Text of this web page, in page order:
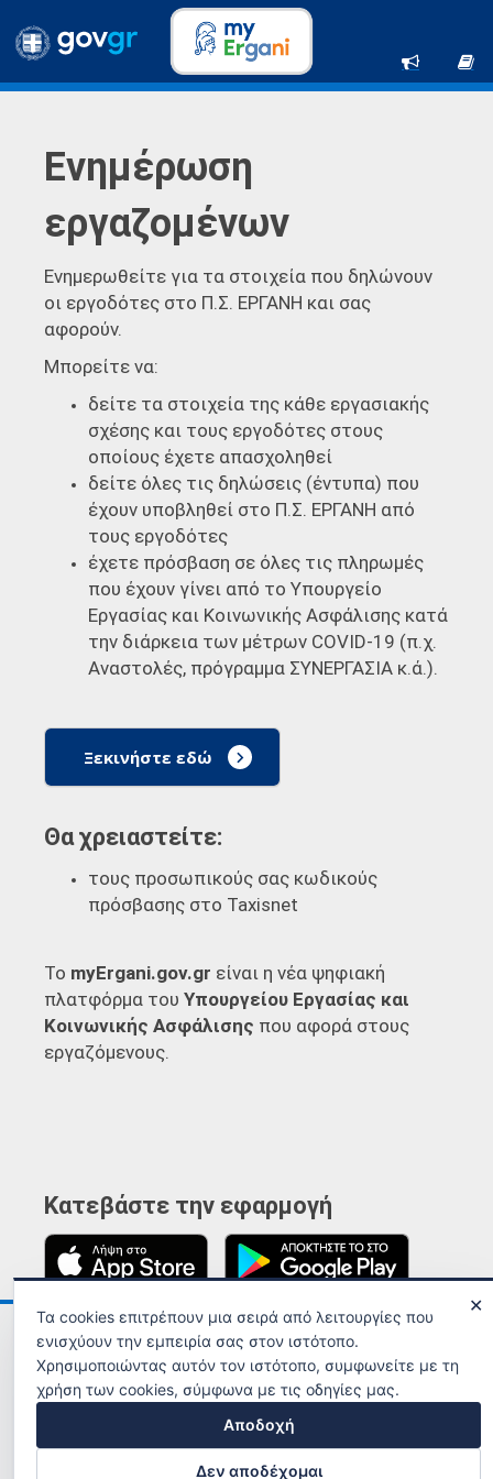
Ενημέρωση
εργαζομένων
Ενημερωθείτε για τα στοιχεία που δηλώνουν
οι εργοδότες στο Π.Σ. ΕΡΓΑΝΗ και σας
αφορούν.
Μπορείτε να:
δείτε τα στοιχεία της κάθε εργασιακής
σχέσης και τους εργοδότες στους
οποίους έχετε απασχοληθεί
δείτε όλες τις δηλώσεις (έντυπα) που
έχουν υποβληθεί στο Π.Σ. ΕΡΓΑΝΗ από
τους εργοδότες
έχετε πρόσβαση σε όλες τις πληρωμές
που έχουν γίνει από το Υπουργείο
Εργασίας και Κοινωνικής Ασφάλισης κατά
την διάρκεια των μέτρων COVID-19 (π.χ.
Αναστολές, πρόγραμμα ΣΥΝΕΡΓΑΣΙΑ κ.ά.).
Ξεκινήστε εδώ
Θα χρειαστείτε:
τους προσωπικούς σας κωδικούς
πρόσβασης στο Taxisnet
Το myErgani.gov.gr είναι η νέα ψηφιακή
πλατφόρμα του Υπουργείου Εργασίας και
Κοινωνικής Ασφάλισης που αφορά στους
εργαζόμενους.
Κατεβάστε την εφαρμογή
Ανακοινώσεις Όροι χρήσης
✕
Τα cookies επιτρέπουν μια σειρά από λειτουργίες που
ενισχύουν την εμπειρία σας στον ιστότοπο.
Χρησιμοποιώντας αυτόν τον ιστότοπο, συμφωνείτε με τη
χρήση των cookies, σύμφωνα με τις οδηγίες μας.
Αποδοχή
Δεν αποδέχομαι